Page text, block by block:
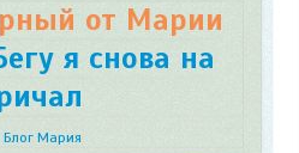
от Марии
я снова на
Блог Мария